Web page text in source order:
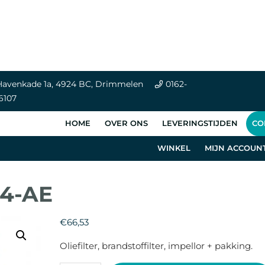
1a, 4924 BC, Drimmelen
0162-
HOME OVER ONS LEVERINGSTIJDEN
WINKEL MIJN
AE
€66,53
Oliefilter, brandstoffilter, impellor + pakking.